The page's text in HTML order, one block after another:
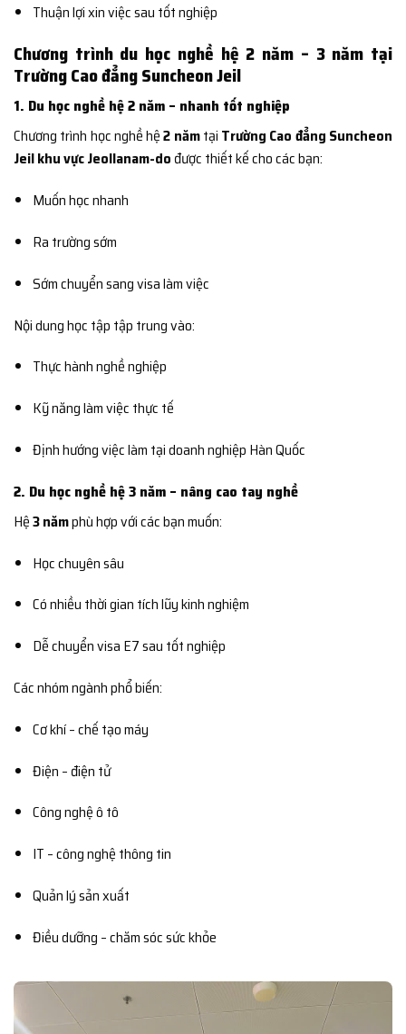
Thuận lợi xin việc sau tốt nghiệp
Chương trình du học nghề hệ 2 năm – 3 năm tại
Trường Cao đẳng Suncheon Jeil
1. Du học nghề hệ 2 năm – nhanh tốt nghiệp
Chương trình học nghề hệ2 nămtại Trường Cao đẳng Suncheon
Jeil khu vực Jeollanam-dođược thiết kế cho các bạn:
Muốn học nhanh
Ra trường sớm
Sớm chuyển sang visa làm việc
Nội dung học tập tập trung vào:
Thực hành nghề nghiệp
Kỹ năng làm việc thực tế
Định hướng việc làm tại doanh nghiệp Hàn Quốc
2. Du học nghề hệ 3 năm – nâng cao tay nghề
Hệ3 nămphù hợp với các bạn muốn:
Học chuyên sâu
Có nhiều thời gian tích lũy kinh nghiệm
Dễ chuyển visa E7 sau tốt nghiệp
Các nhóm ngành phổ biến:
Cơ khí – chế tạo máy
Điện – điện tử
Công nghệ ô tô
IT – công nghệ thông tin
Quản lý sản xuất
Điều dưỡng – chăm sóc sức khỏe